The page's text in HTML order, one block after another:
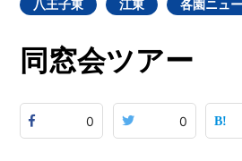
八王子東
江東 各園ニュ
同窓会ツアー
0 0